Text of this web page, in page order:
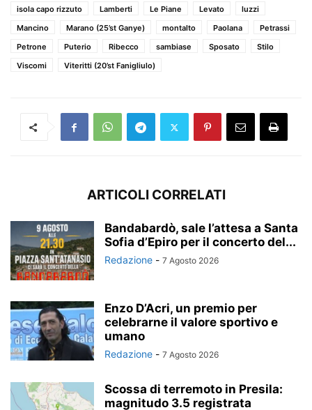
isola capo rizzuto
Lamberti Le Piane Levato
luzzi
Mancino
Marano (25’st Ganye) montalto Paolana
Petrassi
Petrone
Puterio Ribecco sambiase Sposato
Stilo
Viscomi
Viteritti (20’st Fanigliulo)
ARTICOLI CORRELATI
Bandabardò, sale l’attesa a Santa
Sofia d’Epiro per il concerto del...
Redazione - 7 Agosto 2026
Enzo D’Acri, un premio per
celebrarne il valore sportivo e
umano
Redazione - 7 Agosto 2026
Scossa di terremoto in Presila:
magnitudo 3.5 registrata